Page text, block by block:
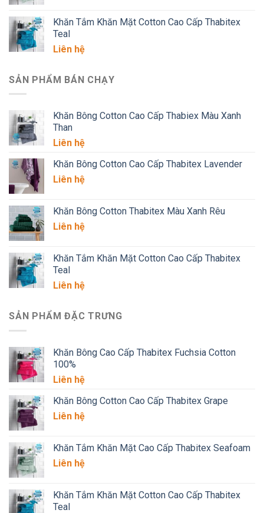
Khăn Tắm Khăn Mặt Cotton Cao Cấp Thabitex
Teal
Liên hệ
SẢN PHẨM BÁN CHẠY
Khăn Bông Cotton Cao Cấp Thabiex Màu Xanh
Than
Liên hệ
Khăn Bông Cotton Cao Cấp Thabitex Lavender
Liên hệ
Khăn Bông Cotton Thabitex Màu Xanh Rêu
Liên hệ
Khăn Tắm Khăn Mặt Cotton Cao Cấp Thabitex
Teal
Liên hệ
SẢN PHẨM ĐẶC TRƯNG
Khăn Bông Cao Cấp Thabitex Fuchsia Cotton
100%
Liên hệ
Khăn Bông Cotton Cao Cấp Thabitex Grape
Liên hệ
Khăn Tắm Khăn Mặt Cao Cấp Thabitex Seafoam
Liên hệ
Khăn Tắm Khăn Mặt Cotton Cao Cấp Thabitex
Teal